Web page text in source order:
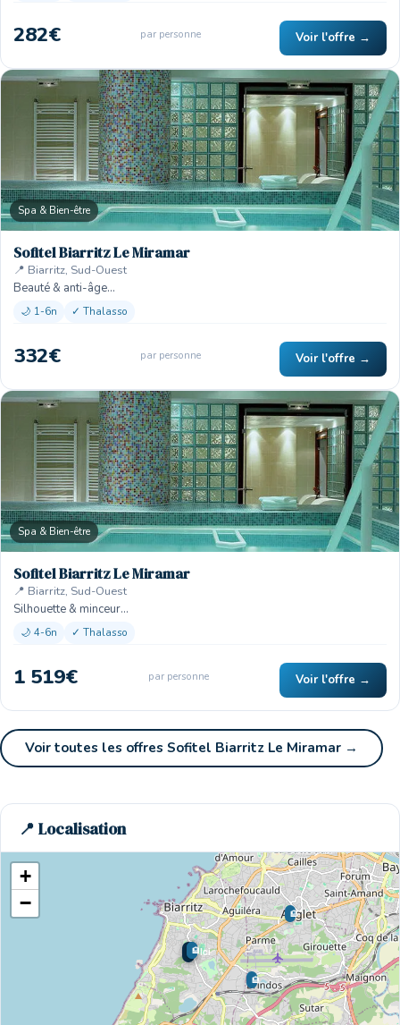
282€ par personne Voir l'offre →
Spa & Bien-être
Sofitel Biarritz Le Miramar
📍 Biarritz, Sud-Ouest
Beauté & anti-âge…
🌙 1-6n ✓ Thalasso
332€ par personne Voir l'offre →
Spa & Bien-être
Sofitel Biarritz Le Miramar
📍 Biarritz, Sud-Ouest
Silhouette & minceur…
🌙 4-6n ✓ Thalasso
1 519€ par personne Voir l'offre →
Voir toutes les offres Sofitel Biarritz Le Miramar →
📍 Localisation
🌊 Ici
🏨
🏨
🏨
🏨
🏨
+
−